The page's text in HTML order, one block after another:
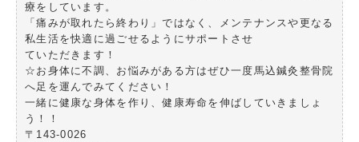
療をしています。
「痛みが取れたら終わり」ではなく、メンテナンスや更なる
私生活を快適に過ごせるようにサポートさせ
ていただきます！
☆お身体に不調、お悩みがある方はぜひ一度馬込鍼灸整骨院
へ足を運んでみてください！
一緒に健康な身体を作り、健康寿命を伸ばしていきましょ
う！！
〒143-0026